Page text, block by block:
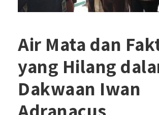
Air Mata dan
yang Hilang
Dakwaan Iwan